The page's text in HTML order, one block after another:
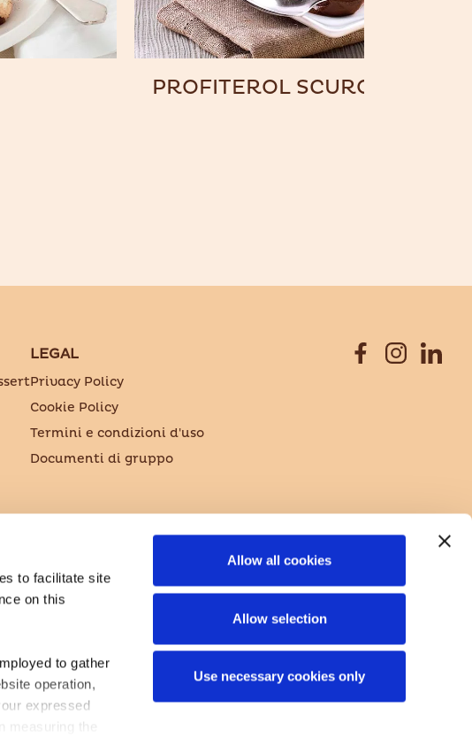
to facilitate site
on this
to gather
operation,
expressed
the
Allow all cookies
Allow selection
Use necessary cookies only
PROFITEROL SCURO
LEGAL
Privacy Policy
Cookie Policy
Termini e condizioni d'uso
Documenti di gruppo